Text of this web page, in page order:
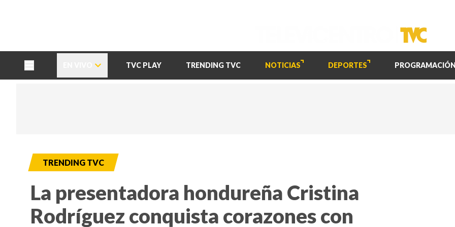
TVC PLAY TRENDING TVC NOTICIAS DEPORTES PROGRAMACIÓN
TRENDING TVC
La presentadora hondureña Cristina
Rodríguez conquista corazones con